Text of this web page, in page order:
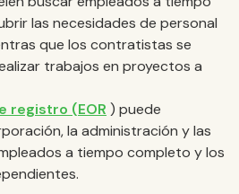
las necesidades de personal
que los contratistas se
trabajos en proyectos a
registro (EOR ) puede
la administración y las
a tiempo completo y los